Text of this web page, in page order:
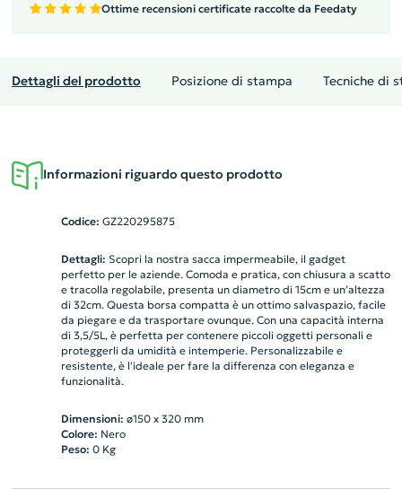
Ottime recensioni certificate raccolte da Feedaty
Dettagli del prodotto Posizione di stampa Tecniche di
Informazioni riguardo questo prodotto
Codice: GZ220295875
Dettagli: Scopri la nostra sacca impermeabile, il gadget
perfetto per le aziende. Comoda e pratica, con chiusura a scatto
e tracolla regolabile, presenta un diametro di 15cm e un’altezza
di 32cm. Questa borsa compatta è un ottimo salvaspazio, facile
da piegare e da trasportare ovunque. Con una capacità interna
di 3,5/5L, è perfetta per contenere piccoli oggetti personali e
proteggerli da umidità e intemperie. Personalizzabile e
resistente, è l'ideale per fare la differenza con eleganza e
funzionalità.
Dimensioni: ø150 x 320 mm
Colore: Nero
Peso: 0Kg